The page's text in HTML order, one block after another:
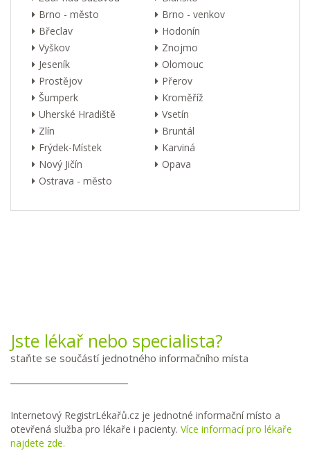
Brno - město
Brno - venkov
Břeclav
Hodonín
Vyškov
Znojmo
Jeseník
Olomouc
Prostějov
Přerov
Šumperk
Kroměříž
Uherské Hradiště
Vsetín
Zlín
Bruntál
Frýdek-Místek
Karviná
Nový Jičín
Opava
Ostrava - město
Jste lékař nebo specialista?
staňte se součástí jednotného informačního místa
Internetový RegistrLékařů.cz je jednotné informační místo a
otevřená služba pro lékaře i pacienty. Více informací pro lékaře
najdete zde.